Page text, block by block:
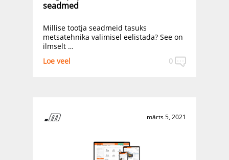
seadmed
Millise tootja seadmeid tasuks
metsatehnika valimisel eelistada? See on
ilmselt …
0
Loe veel
märts 5, 2021